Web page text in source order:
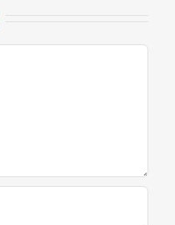
αιτήσεων έως